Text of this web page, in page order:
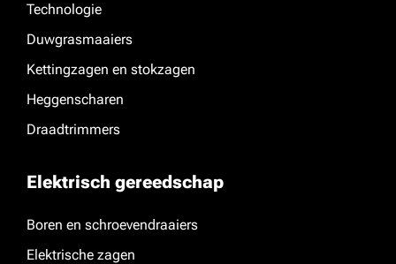
Technologie
Duwgrasmaaiers
Kettingzagen en stokzagen
Heggenscharen
Draadtrimmers
Elektrisch gereedschap
Boren en schroevendraaiers
Elektrische zagen